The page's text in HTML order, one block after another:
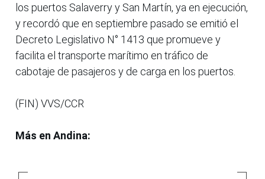
los puertos Salaverry y San Martín, ya en ejecución,
y recordó que en septiembre pasado se emitió el
Decreto Legislativo N° 1413 que promueve y
facilita el transporte marítimo en tráfico de
cabotaje de pasajeros y de carga en los puertos.
(FIN) VVS/CCR
Más en Andina: